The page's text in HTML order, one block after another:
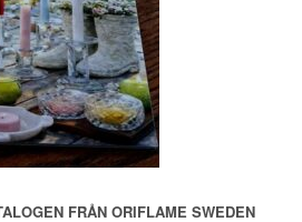
FRÅN ORIFLAME SWEDEN